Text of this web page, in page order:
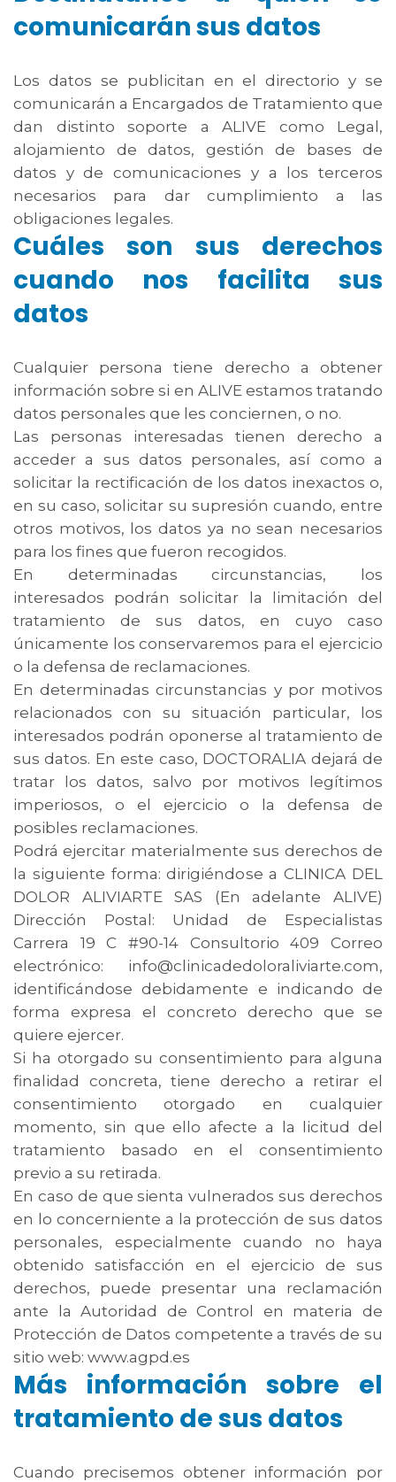
comunicarán sus datos
Los datos se publicitan en el directorio y se
comunicarán a Encargados de Tratamiento que
dan distinto soporte a ALIVE como Legal,
alojamiento de datos, gestión de bases de
datos y de comunicaciones y a los terceros
necesarios para dar cumplimiento a las
obligaciones legales.
Cuáles son sus derechos
cuando nos facilita sus
datos
Cualquier persona tiene derecho a obtener
información sobre si en ALIVE estamos tratando
datos personales que les conciernen, o no.
Las personas interesadas tienen derecho a
acceder a sus datos personales, así como a
solicitar la rectificación de los datos inexactos o,
en su caso, solicitar su supresión cuando, entre
otros motivos, los datos ya no sean necesarios
para los fines que fueron recogidos.
En determinadas circunstancias, los
interesados podrán solicitar la limitación del
tratamiento de sus datos, en cuyo caso
únicamente los conservaremos para el ejercicio
o la defensa de reclamaciones.
En determinadas circunstancias y por motivos
relacionados con su situación particular, los
interesados podrán oponerse al tratamiento de
sus datos. En este caso, DOCTORALIA dejará de
tratar los datos, salvo por motivos legítimos
imperiosos, o el ejercicio o la defensa de
posibles reclamaciones.
Podrá ejercitar materialmente sus derechos de
la siguiente forma: dirigiéndose a CLINICA DEL
DOLOR ALIVIARTE SAS (En adelante ALIVE)
Dirección Postal: Unidad de Especialistas
Carrera 19 C #90-14 Consultorio 409 Correo
electrónico: info@clinicadedoloraliviarte.com,
identificándose debidamente e indicando de
forma expresa el concreto derecho que se
quiere ejercer.
Si ha otorgado su consentimiento para alguna
finalidad concreta, tiene derecho a retirar el
consentimiento otorgado en cualquier
momento, sin que ello afecte a la licitud del
tratamiento basado en el consentimiento
previo a su retirada.
En caso de que sienta vulnerados sus derechos
en lo concerniente a la protección de sus datos
personales, especialmente cuando no haya
obtenido satisfacción en el ejercicio de sus
derechos, puede presentar una reclamación
ante la Autoridad de Control en materia de
Protección de Datos competente a través de su
sitio web: www.agpd.es
Más información sobre el
tratamiento de sus datos
Cuando precisemos obtener información por